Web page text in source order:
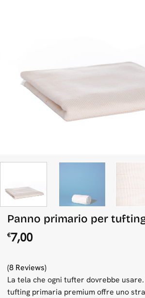
Panno primario per
€7,00
(8 Reviews)
La tela che ogni tufter dovrebbe
tufting primaria premium offre uno